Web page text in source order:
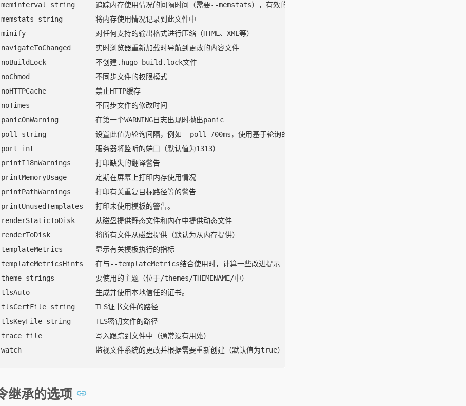
string     追踪内存使用情况的间隔时间（需要--memstats），有效的时间单位为"ns"、"us"（或"µs"）、"ms"、"s"、
string        将内存使用情况记录到此文件中
对任何支持的输出格式进行压缩（HTML、XML等）
实时浏览器重新加载时导航到更改的内容文件
不创建.hugo_build.lock文件
不同步文件的权限模式
禁止HTTP缓存
不同步文件的修改时间
在第一个WARNING日志出现时抛出panic
string            设置此值为轮询间隔，例如--poll 700ms，使用基于轮询的方法来监视文件系统的更改
int               服务器将监听的端口（默认值为1313）
打印缺失的翻译警告
定期在屏幕上打印内存使用情况
打印有关重复目标路径等的警告
打印未使用模板的警告。
从磁盘提供静态文件和内存中提供动态文件
将所有文件从磁盘提供（默认为从内存提供）
显示有关模板执行的指标
在与--templateMetrics结合使用时，计算一些改进提示
strings          要使用的主题（位于/themes/THEMENAME/中）
生成并使用本地信任的证书。
string     TLS证书文件的路径
string      TLS密钥文件的路径
file             写入跟踪到文件中（通常没有用处）
继承的选项